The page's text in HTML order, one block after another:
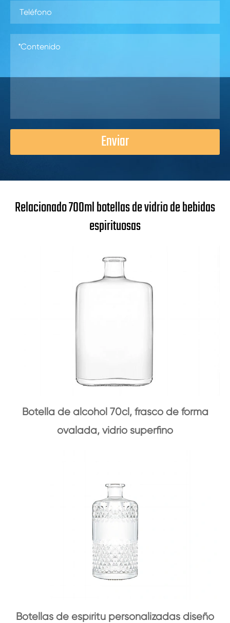
Enviar
Relacionado 700ml botellas de vidrio de bebidas
espirituosas
Botella de alcohol 70cl, frasco de forma
ovalada, vidrio superfino
Botellas de espíritu personalizadas diseño